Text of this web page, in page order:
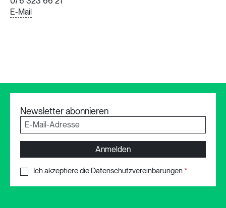
E-Mail
Newsletter abonnieren
Anmelden
Ich akzeptiere die Datenschutzvereinbarungen*